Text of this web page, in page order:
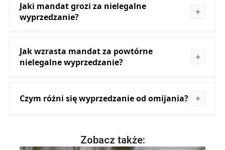
Jaki mandat grozi za nielegalne
wyprzedzanie?
Jak wzrasta mandat za powtórne
nielegalne wyprzedzanie?
Czym różni się wyprzedzanie od omijania?
Zobacz także: